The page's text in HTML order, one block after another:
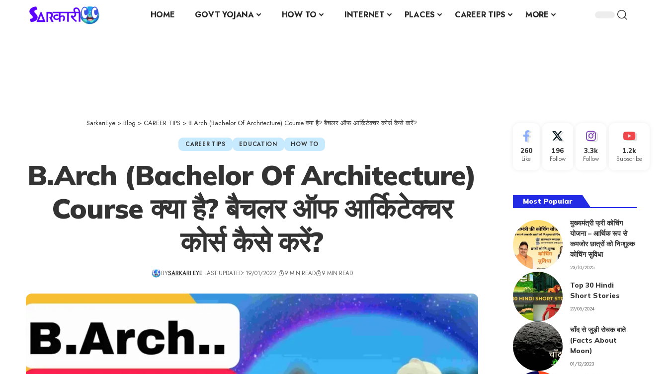
HOME GOVT YOJANA HOW TO INTERNET PLACES CAREER TIPS MORE
SarkariEye > Blog > CAREER TIPS > B.Arch (Bachelor Of Architecture) Course क्या है? बैचलर ऑफ आर्किटेक्चर कोर्स कैसे करें?
CAREER TIPS EDUCATION HOW TO
B.Arch (Bachelor Of Architecture)
Course क्या है? बैचलर ऑफ आर्किटेक्चर
कोर्स कैसे करें?
BYSARKARI EYE LAST UPDATED: 19/01/2022 9 MIN READ 9 MIN READ
260
Like
196
Follow
3.3k
Follow
1.2k
Subscribe
Most Popular
मुख्यमंत्री फ्री कोचिंग
योजना – आर्थिक रूप से
कमजोर छात्रों को निःशुल्क
कोचिंग सुविधा
23/10/2025
Top 30 Hindi
Short Stories
27/05/2024
चाँद से जुड़ी रोचक बाते
(Facts About
Moon)
01/12/2023